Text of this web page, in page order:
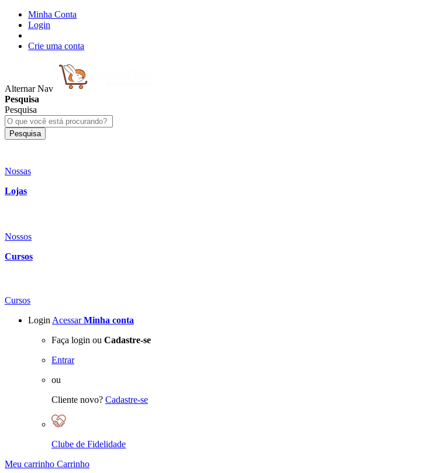
Minha Conta
Login
Crie uma conta
Alternar Nav
Pesquisa
Pesquisa
Pesquisa
Nossas
Lojas
Nossos
Cursos
Cursos
Login Acessar Minha conta
Faça login ou Cadastre-se
Entrar
ou
Cliente novo? Cadastre-se
Clube de Fidelidade
Meu carrinho Carrinho